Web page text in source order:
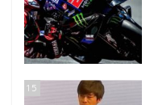
15